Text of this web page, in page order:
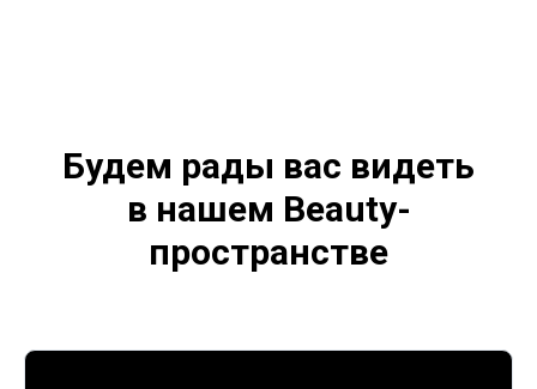
Будем рады вас видеть
в нашем Beauty-
пространстве